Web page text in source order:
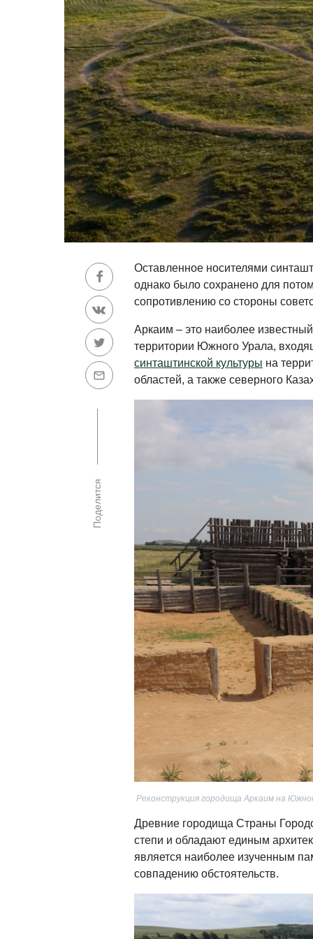
Поделится
Оставленное носителями
однако было сохранено для
сопротивлению со стороны
Аркаим – это наиболее
территории Южного Урала,
синташтинской культуры на
областей, а также северного
Реконструкция городища Аркаим на
Древние городища Страны
степи и обладают единым
является наиболее изученным
совпадению обстоятельств.